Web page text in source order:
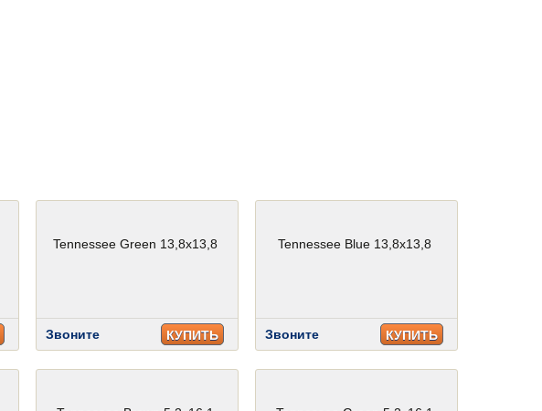
Tennessee Green 13,8x13,8
Звоните КУПИТЬ
Tennessee Blue 13,8x13,8
Звоните КУПИТЬ